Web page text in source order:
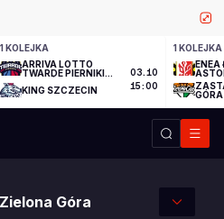
1 KOLEJKA
ARRIVA LOTTO
TWARDE PIERNIKI
KING SZCZECIN
03.10
15:00
1 KOLEJKA
ENEA
GÓRA
Góra